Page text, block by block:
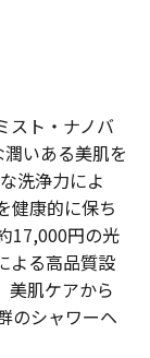
スト・ナノバ
いある美肌を
洗浄力によ
健康的に保ち
17,000円の光
よる高品質設
美肌ケアから
のシャワーヘ